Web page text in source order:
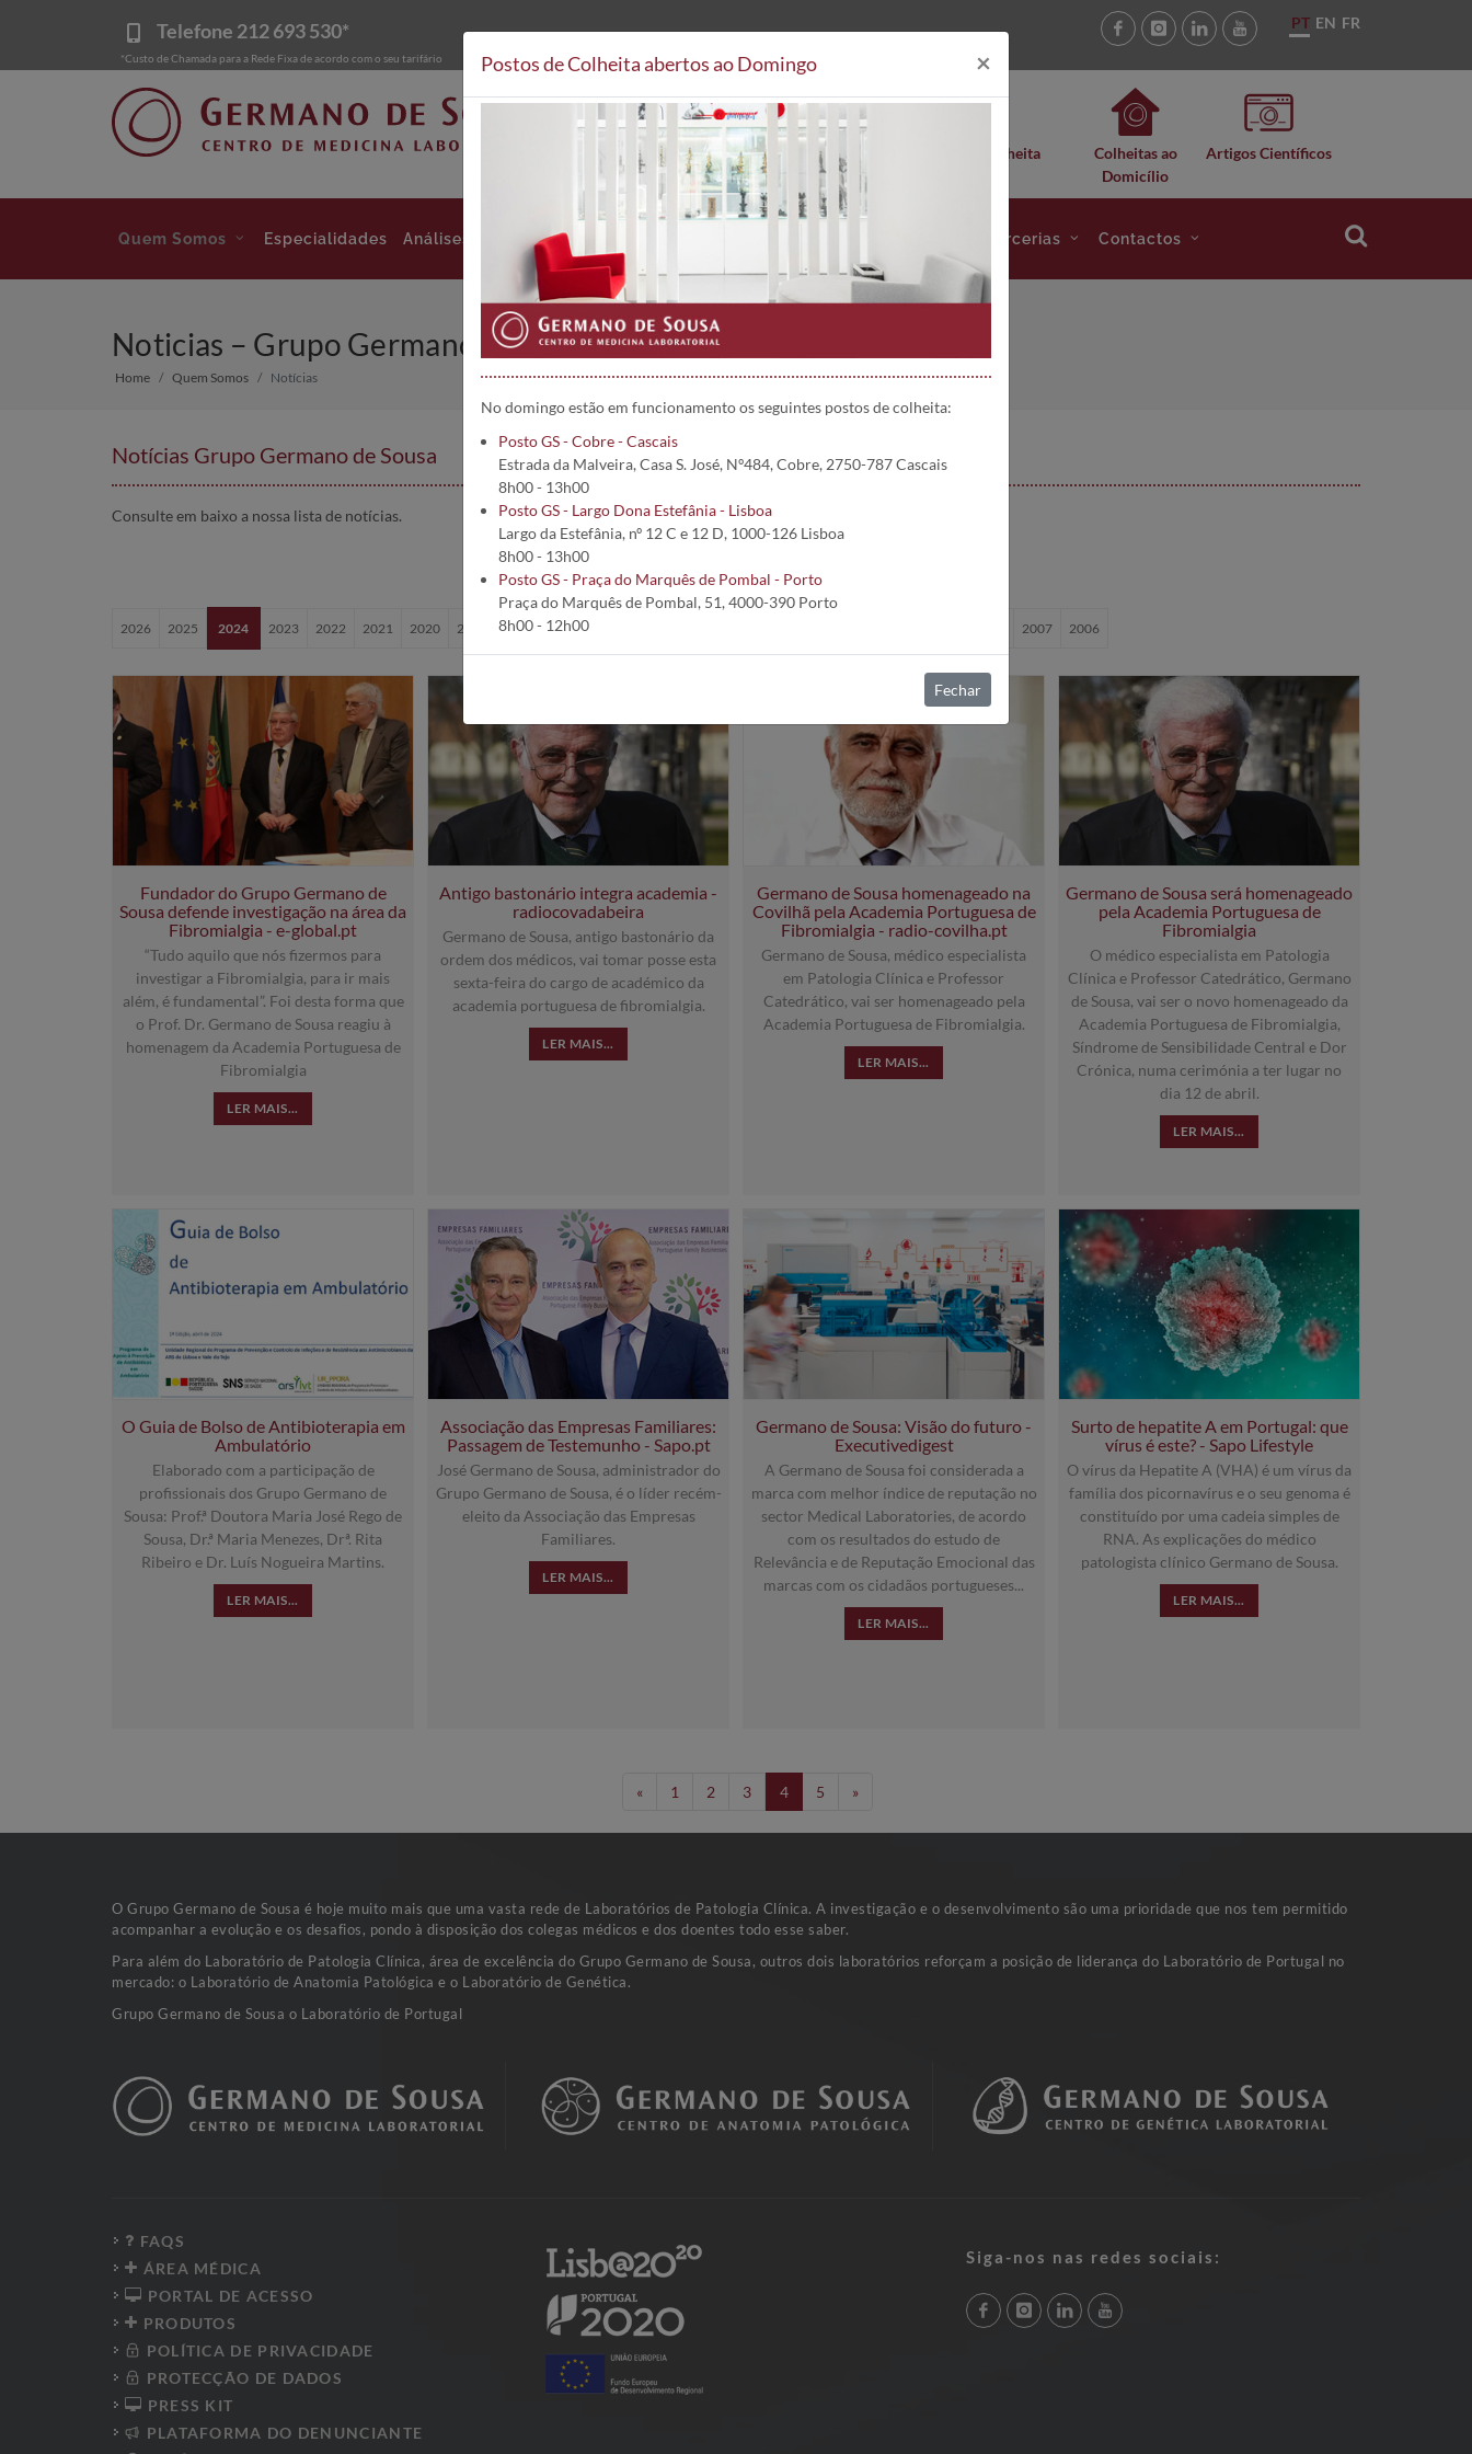
Telefone 212 693 530*
*Custo de Chamada para a Rede Fixa de acordo com o seu tarifário
PT EN FR
Análises Clínicas Postos de Colheita
Colheitas ao
Domicílio
Artigos Científicos
Quem Somos Especialidades Análises Áreas Clínicas Projetos e Parcerias Contactos
Noticias – Grupo Germano de Sousa - 2024 - página 4/5
Home Quem Somos Notícias
Notícias Grupo Germano de Sousa
Consulte em baixo a nossa lista de notícias.
2026 2025 2024 2023 2022 2021 2020 2019 2018 2017 2007 2006
Fundador do Grupo Germano de
Sousa defende investigação na área da
Fibromialgia - e-global.pt
“Tudo aquilo que nós fizermos para
investigar a Fibromialgia, para ir mais
além, é fundamental”. Foi desta forma que
o Prof. Dr. Germano de Sousa reagiu à
homenagem da Academia Portuguesa de
Fibromialgia
LER MAIS...
Antigo bastonário integra academia -
radiocovadabeira
Germano de Sousa, antigo bastonário da
ordem dos médicos, vai tomar posse esta
sexta-feira do cargo de académico da
academia portuguesa de fibromialgia.
LER MAIS...
Germano de Sousa homenageado na
Covilhã pela Academia Portuguesa de
Fibromialgia - radio-covilha.pt
Germano de Sousa, médico especialista
em Patologia Clínica e Professor
Catedrático, vai ser homenageado pela
Academia Portuguesa de Fibromialgia.
LER MAIS...
Germano de Sousa será homenageado
pela Academia Portuguesa de
Fibromialgia
O médico especialista em Patologia
Clínica e Professor Catedrático, Germano
de Sousa, vai ser o novo homenageado da
Academia Portuguesa de Fibromialgia,
Síndrome de Sensibilidade Central e Dor
Crónica, numa cerimónia a ter lugar no
dia 12 de abril.
LER MAIS...
O Guia de Bolso de Antibioterapia em
Ambulatório
Elaborado com a participação de
profissionais dos Grupo Germano de
Sousa: Prof.ª Doutora Maria José Rego de
Sousa, Dr.ª Maria Menezes, Drª. Rita
Ribeiro e Dr. Luís Nogueira Martins.
LER MAIS...
Associação das Empresas Familiares:
Passagem de Testemunho - Sapo.pt
José Germano de Sousa, administrador do
Grupo Germano de Sousa, é o líder recém-
eleito da Associação das Empresas
Familiares.
LER MAIS...
Germano de Sousa: Visão do futuro -
Executivedigest
A Germano de Sousa foi considerada a
marca com melhor índice de reputação no
sector Medical Laboratories, de acordo
com os resultados do estudo de
Relevância e de Reputação Emocional das
marcas com os cidadãos portugueses...
LER MAIS...
Surto de hepatite A em Portugal: que
vírus é este? - Sapo Lifestyle
O vírus da Hepatite A (VHA) é um vírus da
família dos picornavírus e o seu genoma é
constituído por uma cadeia simples de
RNA. As explicações do médico
patologista clínico Germano de Sousa.
LER MAIS...
« 1 2 3 4 5 »
O Grupo Germano de Sousa é hoje muito mais que uma vasta rede de Laboratórios de Patologia Clínica. A investigação e o desenvolvimento são uma prioridade que nos tem permitido
acompanhar a evolução e os desafios, pondo à disposição dos colegas médicos e dos doentes todo esse saber.
Para além do Laboratório de Patologia Clínica, área de excelência do Grupo Germano de Sousa, outros dois laboratórios reforçam a posição de liderança do Laboratório de Portugal no
mercado: o Laboratório de Anatomia Patológica e o Laboratório de Genética.
Grupo Germano de Sousa o Laboratório de Portugal
FAQS
ÁREA MÉDICA
PORTAL DE ACESSO
PRODUTOS
POLÍTICA DE PRIVACIDADE
PROTECÇÃO DE DADOS
PRESS KIT
PLATAFORMA DO DENUNCIANTE
Siga-nos nas redes sociais:
Postos de Colheita abertos ao Domingo ×
No domingo estão em funcionamento os seguintes postos de colheita:
Posto GS - Cobre - Cascais
Estrada da Malveira, Casa S. José, Nº484, Cobre, 2750-787 Cascais
8h00 - 13h00
Posto GS - Largo Dona Estefânia - Lisboa
Largo da Estefânia, nº 12 C e 12 D, 1000-126 Lisboa
8h00 - 13h00
Posto GS - Praça do Marquês de Pombal - Porto
Praça do Marquês de Pombal, 51, 4000-390 Porto
8h00 - 12h00
Fechar